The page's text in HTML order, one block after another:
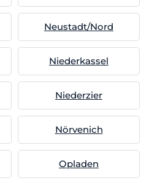
Neustadt/Nord
Niederkassel
Niederzier
Nörvenich
Opladen